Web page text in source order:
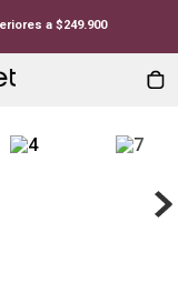
a $249.900